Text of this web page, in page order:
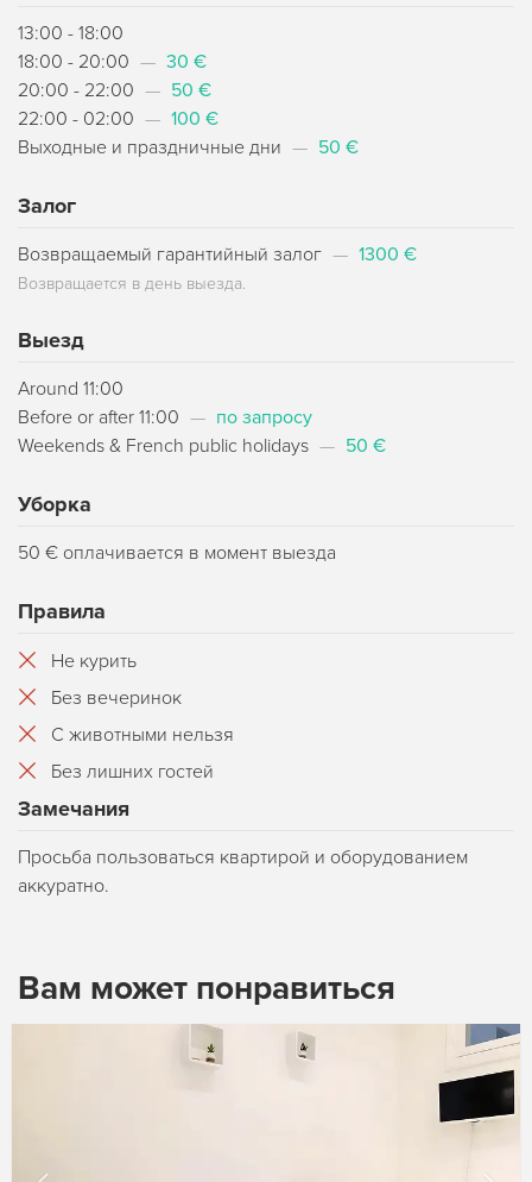
13:00 - 18:00
18:00 - 20:00 — 30 €
20:00 - 22:00 — 50 €
22:00 - 02:00 — 100 €
Выходные и праздничные дни — 50 €
Залог
Возвращаемый гарантийный залог — 1300 €
Возвращается в день выезда.
Выезд
Around 11:00
Before or after 11:00 — по запросу
Weekends & French public holidays — 50 €
Уборка
50 € оплачивается в момент выезда
Правила
Не курить
Без вечеринок
С животными нельзя
Без лишних гостей
Замечания
Просьба пользоваться квартирой и оборудованием
аккуратно.
Вам может понравиться